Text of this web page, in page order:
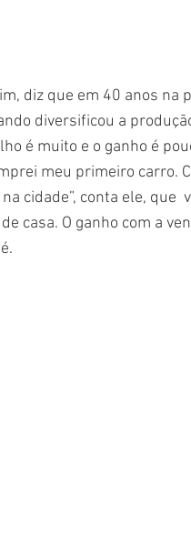
diz que em 40 anos na
diversificou a
é muito e o ganho é
meu primeiro carro.
cidade”, conta ele, que
casa. O ganho com a